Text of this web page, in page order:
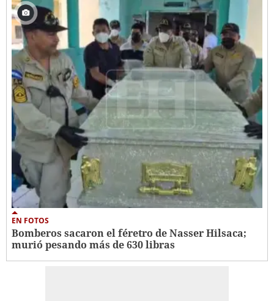
EN FOTOS
Bomberos sacaron el féretro de Nasser Hilsaca;
murió pesando más de 630 libras